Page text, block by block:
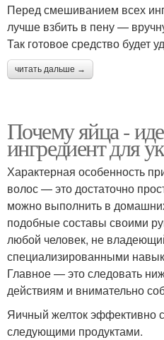
Перед смешиванием всех
лучше взбить в пену —
Так готовое средство будет
читать дальше →
Почему яйца -
ингредиент для
Характерная особенность
волос — это достаточно
можно выполнить в
подобные составы своими
любой человек, не
специализированными
Главное — это следовать
действиям и внимательно
Яичный желток эффективно
следующими продуктами.